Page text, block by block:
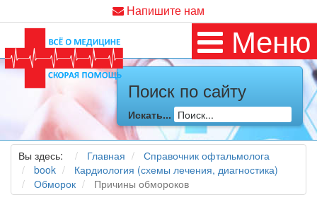
Напишите нам
Меню
Поиск по сайту
Искать...
Вы здесь: Главная
Справочник офтальмолога
book
Кардиология (схемы лечения, диагностика)
Обморок
Причины обмороков
Как я заболел во время локдауна?
Это странная ситуация: вы соблюдали все меры
предосторожности COVID-19 (вы почти все время дома),
но, тем не менее, вы каким-то образом простудились. Вы
можете задаться...